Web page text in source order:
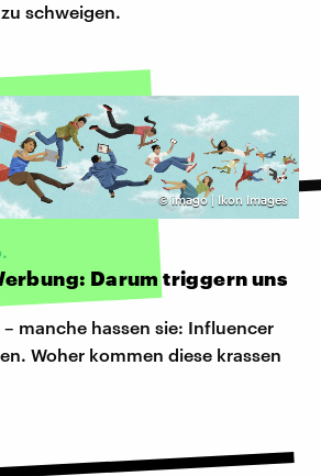
schweigen.
©imago | Ikon Images
Darum triggern uns
manche hassen sie: Influencer
Woher kommen diese krassen